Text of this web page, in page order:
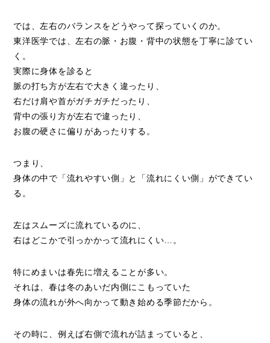
では、左右のバランスをどうやって探っていくのか。
東洋医学では、左右の脈・お腹・背中の状態を丁寧に診てい
く。
実際に身体を診ると
脈の打ち方が左右で大きく違ったり、
右だけ肩や首がガチガチだったり、
背中の張り方が左右で違ったり、
お腹の硬さに偏りがあったりする。
つまり、
身体の中で「流れやすい側」と「流れにくい側」ができてい
る。
左はスムーズに流れているのに、
右はどこかで引っかかって流れにくい…。
特にめまいは春先に増えることが多い。
それは、春は冬のあいだ内側にこもっていた
身体の流れが外へ向かって動き始める季節だから。
その時に、例えば右側で流れが詰まっていると、